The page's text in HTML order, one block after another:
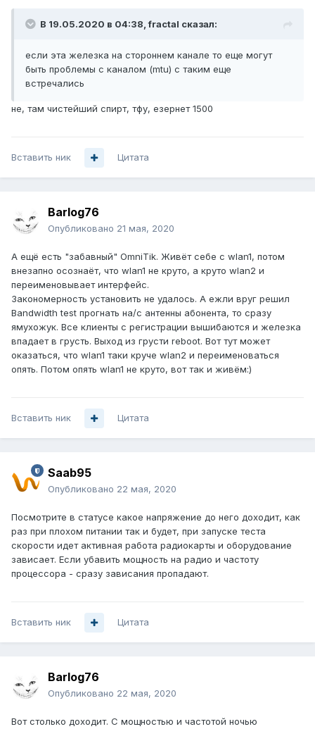
В 19.05.2020 в 04:38,fractal сказал:
если эта железка на стороннем канале то еще могут
быть проблемы с каналом (mtu) с таким еще
встречались
не, там чистейший спирт, тфу, езернет 1500
Вставить ник Цитата
Barlog76
Опубликовано 21 мая, 2020
А ещё есть "забавный" OmniTik. Живёт себе с wlan1, потом
внезапно осознаёт, что wlan1 не круто, а круто wlan2 и
переименовывает интерфейс.
Закономерность установить не удалось. А ежли вруг решил
Bandwidth test прогнать на/с антенны абонента, то сразу
ямухожук. Все клиенты с регистрации вышибаются и железка
впадает в грусть. Выход из грусти reboot. Вот тут может
оказаться, что wlan1 таки круче wlan2 и переименоваться
опять. Потом опять wlan1 не круто, вот так и живём:)
Вставить ник Цитата
Saab95
Опубликовано 22 мая, 2020
Посмотрите в статусе какое напряжение до него доходит, как
раз при плохом питании так и будет, при запуске теста
скорости идет активная работа радиокарты и оборудование
зависает. Если убавить мощность на радио и частоту
процессора - сразу зависания пропадают.
Вставить ник Цитата
Barlog76
Опубликовано 22 мая, 2020
Вот столько доходит. С мощностью и частотой ночью